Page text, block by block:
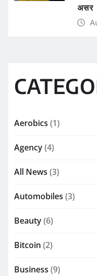
असर
Aerobics (1)
Agency(4)
All News (3)
Automobiles (3)
Beauty(6)
Bitcoin (2)
Business (9)